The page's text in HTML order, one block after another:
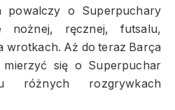
powalczy o Superpuchary
nożnej, ręcznej, futsalu,
wrotkach. Aż do teraz Barça
mierzyć się o Superpuchar
różnych rozgrywkach